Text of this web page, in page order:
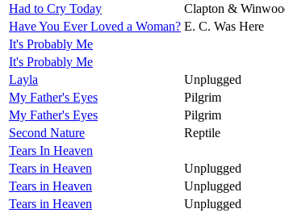
Had to Cry Today
Clapton &
Have You Ever Loved a Woman? E. C. Was Here
It's Probably Me
It's Probably Me
Layla
Unplugged
My Father's Eyes
Pilgrim
My Father's Eyes
Pilgrim
Second Nature
Reptile
Tears In Heaven
Tears in Heaven
Unplugged
Tears in Heaven
Unplugged
Tears in Heaven
Unplugged